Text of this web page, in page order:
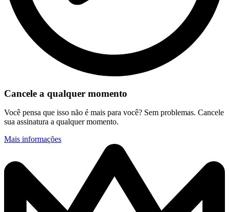
Cancele a qualquer momento
Você pensa que isso não é mais para você? Sem problemas. Cancele
sua assinatura a qualquer momento.
Mais informações